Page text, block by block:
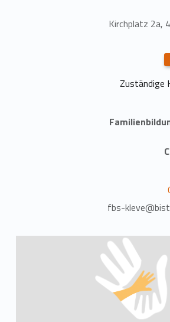
Kirchplatz 2a,
Zuständige
fbs-